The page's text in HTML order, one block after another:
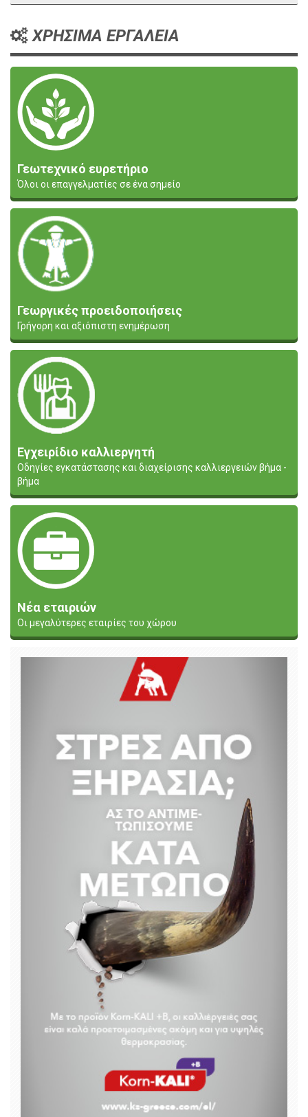
ΧΡΗΣΙΜΑ ΕΡΓΑΛΕΙΑ
Γεωτεχνικό ευρετήριο
Όλοι οι επαγγελματίες σε ένα σημείο
Γεωργικές προειδοποιήσεις
Γρήγορη και αξιόπιστη ενημέρωση
Εγχειρίδιο καλλιεργητή
Οδηγίες εγκατάστασης και διαχείρισης καλλιεργειών βήμα -
βήμα
Νέα εταιριών
Οι μεγαλύτερες εταιρίες του χώρου